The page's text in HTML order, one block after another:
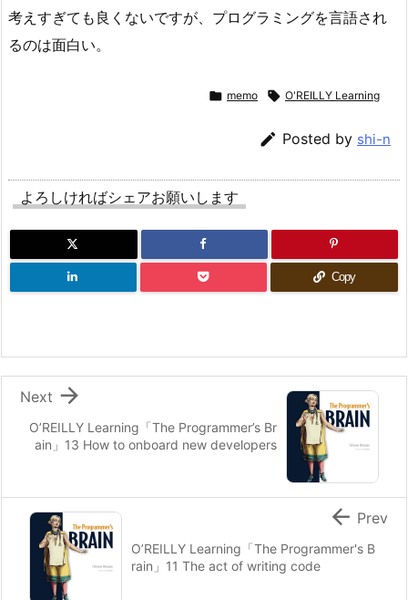
考えすぎても良くないですが、プログラミングを言語され
るのは面白い。
 memo  O'REILLY Learning
 Posted by shi-n
よろしければシェアお願いします
Copy
O’REILLY Learning「The Programmer’s Br
ain」13 How to onboard new developers

Next
O’REILLY Learning「The Programmer's B
rain」11 The act of writing code
 Prev